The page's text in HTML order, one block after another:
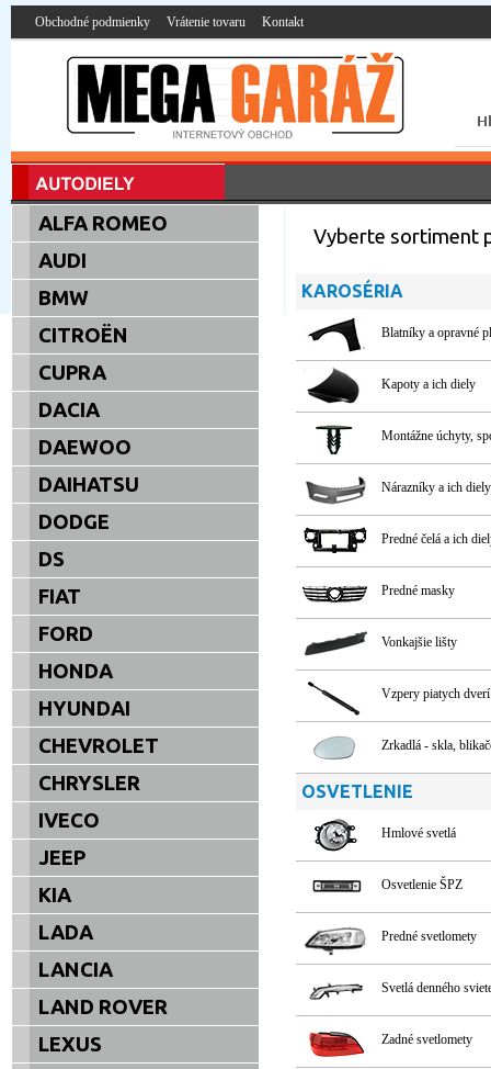
Obchodné podmienky Vrátenie tovaru Kontakt
Vyberte sortiment
KAROSÉRIA
Blatníky a opravné
Kapoty a ich diely
Montážne úchyty,
Nárazníky a ich diely
Predné čelá a ich
Predné masky
Vonkajšie lišty
Vzpery piatych
Zrkadlá - skla,
OSVETLENIE
Hmlové svetlá
Osvetlenie ŠPZ
Predné svetlomety
Svetlá denného
Zadné svetlomety
ALFA ROMEO
AUDI
BMW
CITROËN
CUPRA
DACIA
DAEWOO
DAIHATSU
DODGE
DS
FIAT
FORD
HONDA
HYUNDAI
CHEVROLET
CHRYSLER
IVECO
JEEP
KIA
LADA
LANCIA
LAND ROVER
LEXUS